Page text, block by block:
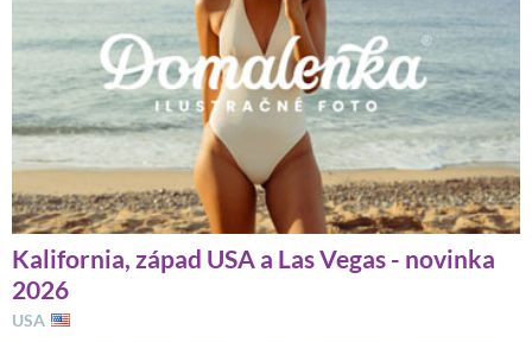
Kalifornia, západ USA a Las Vegas - novinka
2026
USA